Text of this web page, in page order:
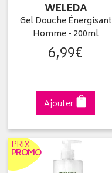
WELEDA
Gel Douche Énergisant
Homme - 200ml
6,99€
Ajouter
PRIX
PROMO